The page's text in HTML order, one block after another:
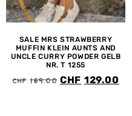
SALE MRS STRAWBERRY
MUFFIN KLEIN AUNTS AND
UNCLE CURRY POWDER GELB
NR. T 1255
CHF169.00 CHF 129.00